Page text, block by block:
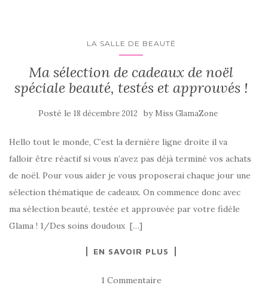
LA SALLE DE BEAUTÉ
Ma sélection de cadeaux de noël
spéciale beauté, testés et approuvés !
Posté le 18 décembre 2012 by Miss GlamaZone
Hello tout le monde, C’est la dernière ligne droite il va
falloir être réactif si vous n’avez pas déjà terminé vos achats
de noël. Pour vous aider je vous proposerai chaque jour une
sélection thématique de cadeaux. On commence donc avec
ma sélection beauté, testée et approuvée par votre fidèle
Glama ! 1/Des soins doudoux […]
EN SAVOIR PLUS
1 Commentaire